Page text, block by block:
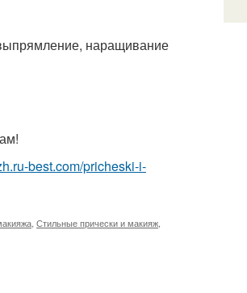
наращивание
best.com/pricheski-i-
Стильные прически и макияж